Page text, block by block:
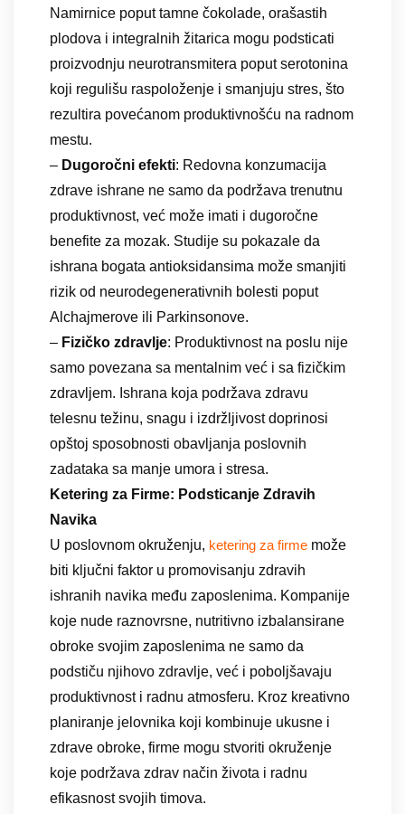
Namirnice poput tamne čokolade, orašastih
plodova i integralnih žitarica mogu podsticati
proizvodnju neurotransmitera poput serotonina
koji regulišu raspoloženje i smanjuju stres, što
rezultira povećanom produktivnošću na radnom
mestu.
– Dugoročni efekti: Redovna konzumacija
zdrave ishrane ne samo da podržava trenutnu
produktivnost, već može imati i dugoročne
benefite za mozak. Studije su pokazale da
ishrana bogata antioksidansima može smanjiti
rizik od neurodegenerativnih bolesti poput
Alchajmerove ili Parkinsonove.
– Fizičko zdravlje: Produktivnost na poslu nije
samo povezana sa mentalnim već i sa fizičkim
zdravljem. Ishrana koja podržava zdravu
telesnu težinu, snagu i izdržljivost doprinosi
opštoj sposobnosti obavljanja poslovnih
zadataka sa manje umora i stresa.
Ketering za Firme: Podsticanje Zdravih
Navika
U poslovnom okruženju, ketering za firme može
biti ključni faktor u promovisanju zdravih
ishranih navika među zaposlenima. Kompanije
koje nude raznovrsne, nutritivno izbalansirane
obroke svojim zaposlenima ne samo da
podstiču njihovo zdravlje, već i poboljšavaju
produktivnost i radnu atmosferu. Kroz kreativno
planiranje jelovnika koji kombinuje ukusne i
zdrave obroke, firme mogu stvoriti okruženje
koje podržava zdrav način života i radnu
efikasnost svojih timova.